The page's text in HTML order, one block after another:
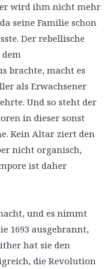
wird ihm nicht mehr
seine Familie schon
Der rebellische
brachte, macht es
als Erwachsener
Und so steht der
in dieser sonst
Kein Altar ziert den
nicht organisch,
ist daher
und es nimmt
1693 ausgebrannt,
hat sie den
die Revolution